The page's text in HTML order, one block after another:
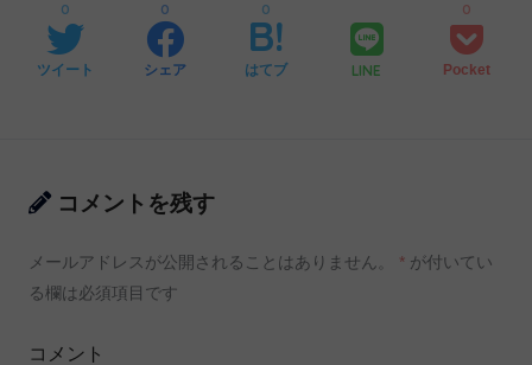
ツイート
0
シェア
0
はてブ
0
LINE Pocket
0
コメントを残す
メールアドレスが公開されることはありません。 * が付いてい
る欄は必須項目です
コメント